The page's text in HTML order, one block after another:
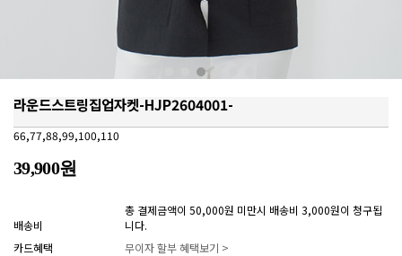
라운드스트링집업자켓-HJP2604001-
66,77,88,99,100,110
39,900원
배송비
총 결제금액이 50,000원 미만시 배송비 3,000원이 청구됩
니다.
카드혜택
무이자 할부 혜택보기 >